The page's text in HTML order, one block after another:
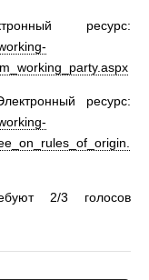
ресурс:
ресурс:
2/3 голосов